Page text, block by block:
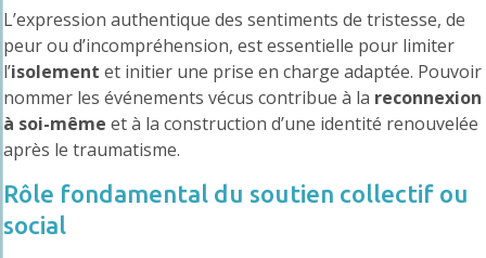
L’expression authentique des sentiments de tristesse, de
peur ou d’incompréhension, est essentielle pour limiter
l’isolement et initier une prise en charge adaptée. Pouvoir
nommer les événements vécus contribue à la reconnexion
à soi-même et à la construction d’une identité renouvelée
après le traumatisme.
Rôle fondamental du soutien collectif ou
social